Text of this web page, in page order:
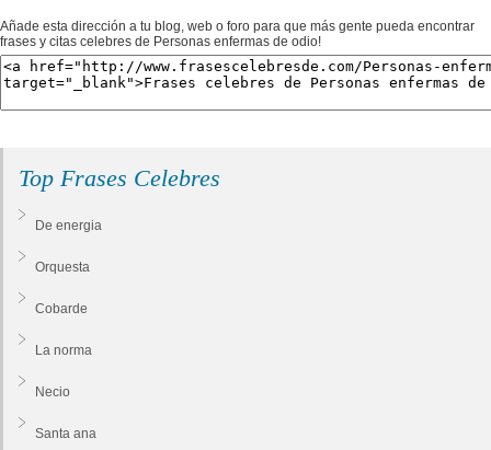
Añade esta dirección a tu blog, web o foro para que más gente pueda encontrar
frases y citas celebres de Personas enfermas de odio!
Top Frases Celebres
De energia
Orquesta
Cobarde
La norma
Necio
Santa ana